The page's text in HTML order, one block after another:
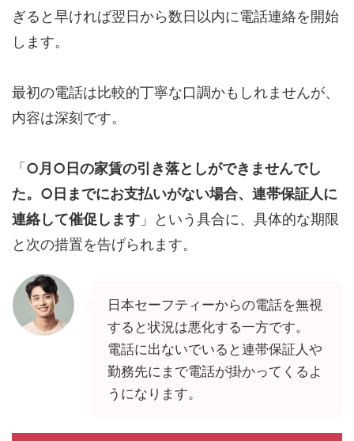
ぎると早ければ翌日から数日以内に電話連絡を開始
します。
最初の電話は比較的丁寧な口調かもしれませんが、
内容は深刻です。
「 ○月○日の家賃の引き落としができませんでし
た。○日までにお支払いがない場合、連帯保証人に
連絡して催促します 」という具合に、具体的な期限
と次の措置を告げられます。
日本セーフティーからの電話を無視
すると状況は悪化する一方です。
電話に出ないでいると連帯保証人や
勤務先にまで電話が掛かってくるよ
うになります。